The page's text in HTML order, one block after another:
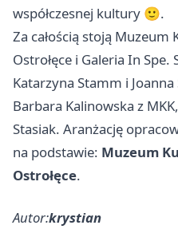
współczesnej kultury 🙂.
Za całością stoją
Ostrołęce i Galeria In
Katarzyna Stamm i
Barbara Kalinowska z
Stasiak. Aranżację
na podstawie: Muzeum
Ostrołęce.
Autor:krystian